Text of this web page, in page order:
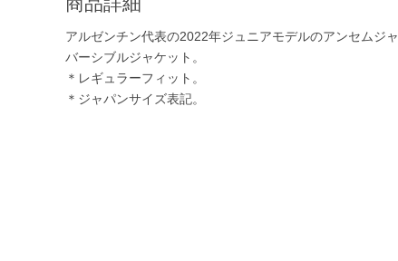
アルゼンチン代表の2022年ジュニアモデルのアンセムジ
バーシブルジャケット。
＊レギュラーフィット。
＊ジャパンサイズ表記。